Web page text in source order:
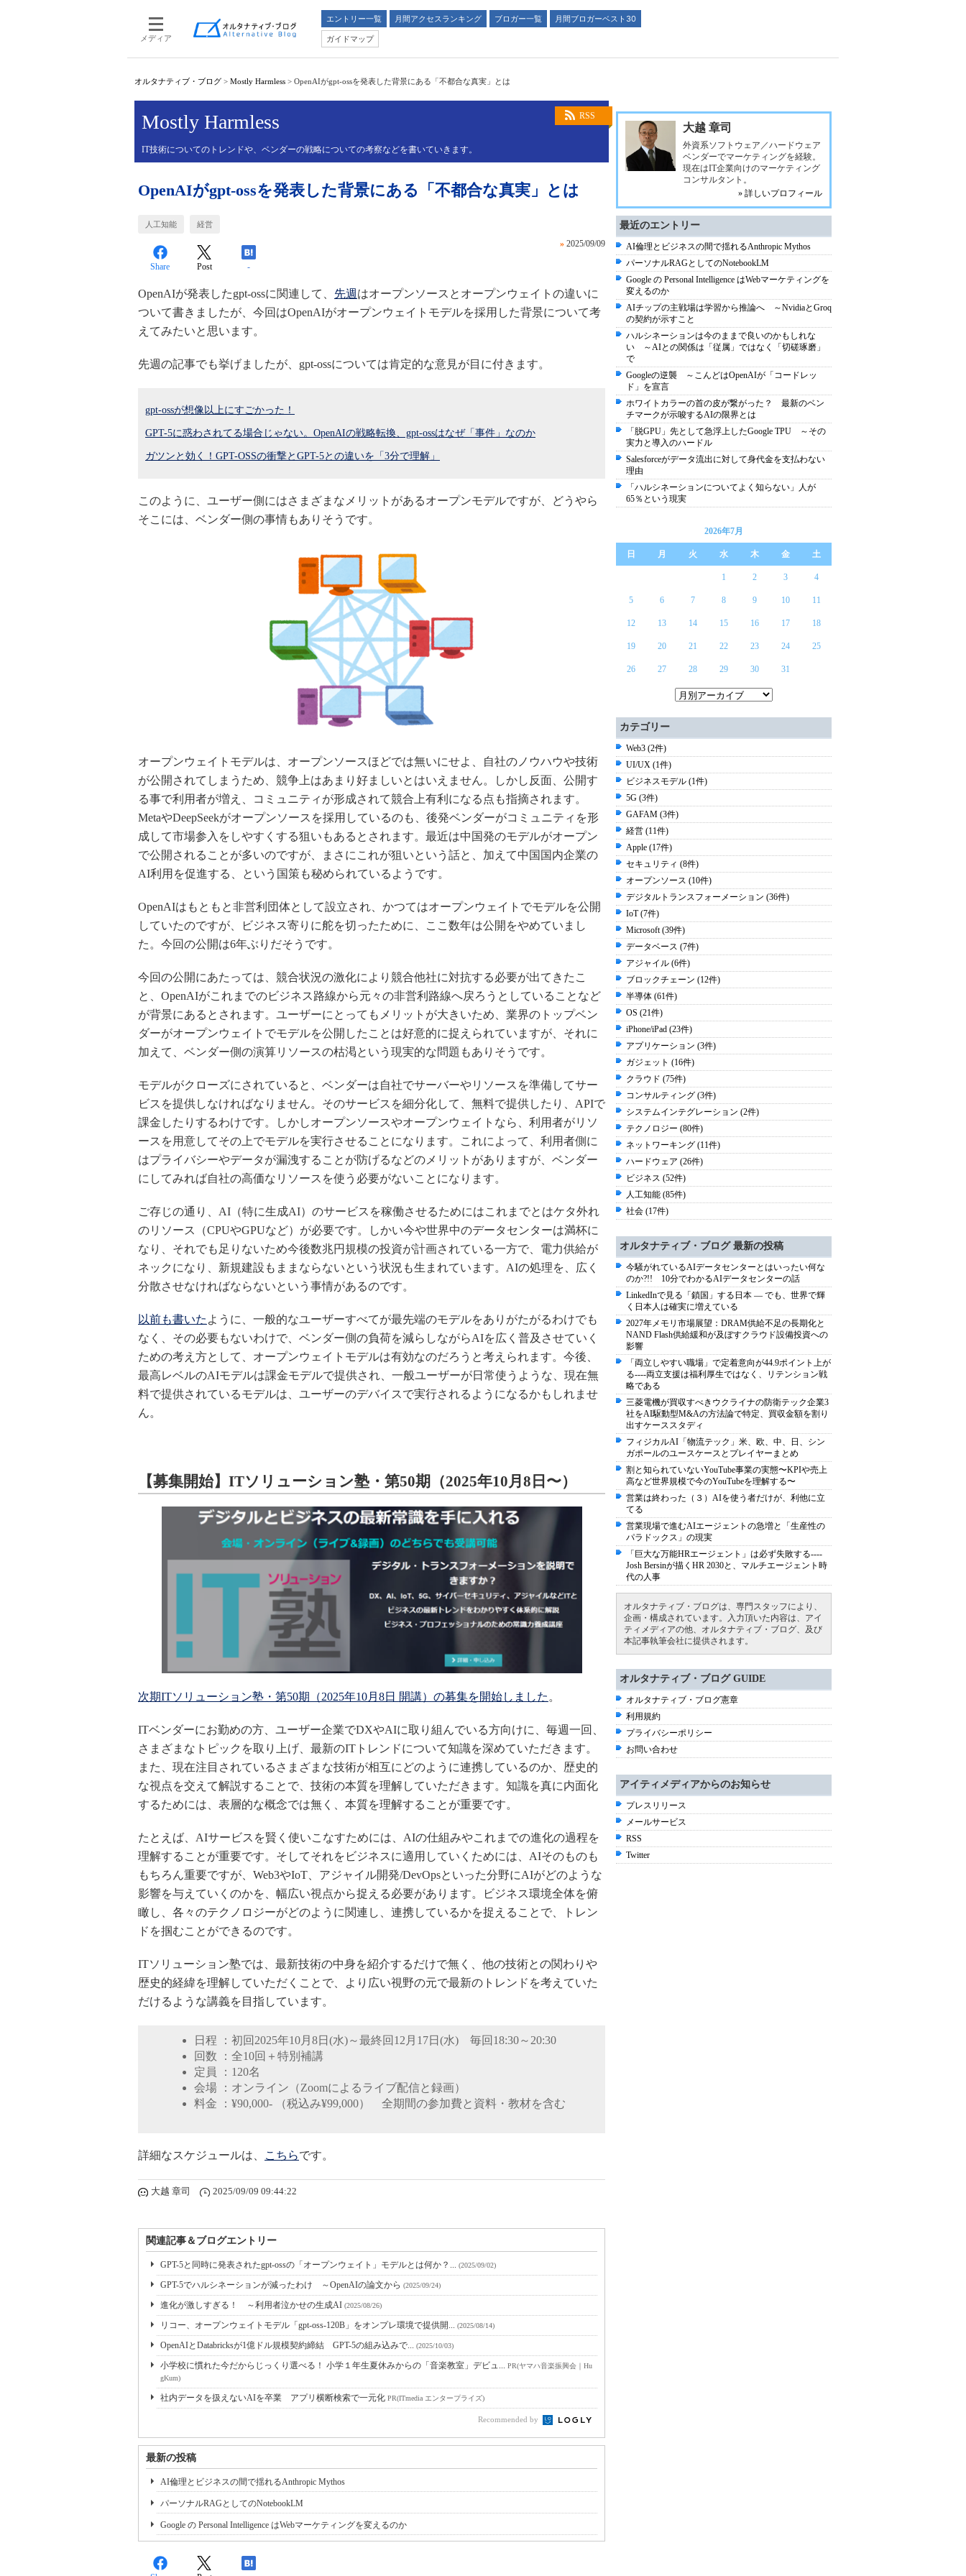
メディア
エントリー一覧 月間アクセスランキング ブロガー一覧
月間ブロガーベスト30
ガイドマップ
オルタナティブ・ブログ > Mostly Harmless > OpenAIがgpt-ossを発表した背景にある「不都合な真実」とは
RSS
Mostly Harmless
IT技術についてのトレンドや、ベンダーの戦略についての考察などを書いていきます。
OpenAIがgpt-ossを発表した背景にある「不都合な真実」とは
人工知能 経営
» 2025/09/09
Share Post -
OpenAIが発表したgpt-ossに関連して、 先週 はオープンソースとオープンウェイトの違いに
ついて書きましたが、今回はOpenAIがオープンウェイトモデルを採用した背景について考
えてみたいと思います。
先週の記事でも挙げましたが、gpt-ossについては肯定的な意見が目に付きます。
gpt-ossが想像以上にすごかった！
GPT-5に惑わされてる場合じゃない。OpenAIの戦略転換、gpt-ossはなぜ「事件」なのか
ガツンと効く！GPT-OSSの衝撃とGPT-5との違いを「3分で理解」
このように、ユーザー側にはさまざまなメリットがあるオープンモデルですが、どうやら
そこには、ベンダー側の事情もありそうです。
オープンウェイトモデルは、オープンソースほどでは無いにせよ、自社のノウハウや技術
が公開されてしまうため、競争上はあまり好ましいとはいえません。しかし反面、公開す
る事で利用者が増え、コミュニティが形成されて競合上有利になる点も指摘されます。
MetaやDeepSeekがオープンソースを採用しているのも、後発ベンダーがコミュニティを形
成して市場参入をしやすくする狙いもあるとされます。最近は中国発のモデルがオープン
で公開されることが多いのですが、まさにこれが狙いという話と、加えて中国国内企業の
AI利用を促進する、という国策も秘められているようです。
OpenAIはもともと非営利団体として設立され、かつてはオープンウェイトでモデルを公開
していたのですが、ビジネス寄りに舵を切ったために、ここ数年は公開をやめていまし
た。今回の公開は6年ぶりだそうです。
今回の公開にあたっては、競合状況の激化により競合他社に対抗する必要が出てきたこ
と、OpenAIがこれまでのビジネス路線から元々の非営利路線へ戻ろうとしていることなど
が背景にあるとされます。ユーザーにとってもメリットが大きいため、業界のトップベン
ダーがオープンウェイトでモデルを公開したことは好意的に捉えられていますが、それに
加えて、ベンダー側の演算リソースの枯渇という現実的な問題もありそうです。
モデルがクローズにされていると、ベンダーは自社でサーバーやリソースを準備してサー
ビスを提供しなければなりません。そのサービスを細分化して、無料で提供したり、APIで
課金したりするわけです。しかしオープンソースやオープンウェイトなら、利用者がリソ
ースを用意してその上でモデルを実行させることになります。これによって、利用者側に
はプライバシーやデータが漏洩することが防げるなどのメリットがありますが、ベンダー
にしてみれば自社の高価なリソースを使う必要がないことになります。
ご存じの通り、AI（特に生成AI）のサービスを稼働させるためにはこれまでとはケタ外れ
のリソース（CPUやGPUなど）が必要です。しかい今や世界中のデータセンターは満杯に
なり、それでも足りないため今後数兆円規模の投資が計画されている一方で、電力供給が
ネックになり、新規建設もままならないという状況も生まれています。AIの処理を、広く
分散させなければならないという事情があるのです。
以前も書いた ように、一般的なユーザーすべてが最先端のモデルをありがたがるわけでも
なく、その必要もないわけで、ベンダー側の負荷を減らしながらAIを広く普及させていく
ための考え方として、オープンウェイトモデルは有効なのだろうと考えられます。今後、
最高レベルのAIモデルは課金モデルで提供され、一般ユーザーが日常使うような、現在無
料で提供されているモデルは、ユーザーのデバイスで実行されるようになるかもしれませ
ん。
【募集開始】 ITソリューション塾・第50期（2025年10月8日〜）
次期ITソリューション塾・第50期（2025年10月8日 開講）の募集を開始しました。
ITベンダーにお勤めの方、ユーザー企業でDXやAIに取り組んでいる方向けに、毎週一回、
さまざまなトピックを取り上げ、最新のITトレンドについて知識を深めていただきます。
また、現在注目されている さまざまな技術が相互にどのように連携しているのか、歴史的
な視点を交えて解説することで、技術の本質を理解していただきます。知識を真に内面化
するためには、表層的な概念では無く、本質を理解することが重要です。
たとえば、AIサービスを賢く使いこなすためには、AIの仕組みやこれまでの進化の過程を
理解することが重要です。そしてそれをビジネスに適用していくためには、AIそのものも
もちろん重要ですが、Web3やIoT、アジャイル開発/DevOpsといった分野にAIがどのような
影響を与えていくのかを、幅広い視点から捉える必要があります。ビジネス環境全体を俯
瞰し、各々のテクノロジーがどのように関連し、連携しているかを捉えることで、トレン
ドを掴むことができるのです。
ITソリューション塾では、最新技術の中身を紹介するだけで無く、他の技術との関わりや
歴史的経緯を理解していただくことで、より広い視野の元で最新のトレンドを考えていた
だけるような講義を目指しています。
日程 ：初回2025年10月8日 (水)～最終回12月17日 (水) 毎回 18:30～20:30
回数 ：全10回＋特別補講
定員 ： 120名
会場 ：オンライン（Zoomによるライブ配信と録画）
料金 ： ¥90,000- （税込み¥99,000） 全期間の参加費と資料・教材を含む
詳細なスケジュールは、 こちらです。
大越 章司 2025/09/09 09:44:22
関連記事＆ブログエントリー
GPT-5と同時に発表されたgpt-ossの「オープンウェイト」モデルとは何か？... (2025/09/02)
GPT-5でハルシネーションが減ったわけ ～OpenAIの論文から (2025/09/24)
進化が激しすぎる！ ～利用者泣かせの生成AI (2025/08/26)
リコー、オープンウェイトモデル「gpt-oss-120B」をオンプレ環境で提供開... (2025/08/14)
OpenAIとDatabricksが1億ドル規模契約締結 GPT-5の組み込みで... (2025/10/03)
小学校に慣れた今だからじっくり選べる！ 小学１年生夏休みからの「音楽教室」デビュ... PR(ヤマハ音楽振興会｜Hu
gKum)
社内データを扱えないAIを卒業 アプリ横断検索で一元化 PR(ITmedia エンタープライズ)
Recommended by
最新の投稿
AI倫理とビジネスの間で揺れるAnthropic Mythos
パーソナルRAGとしてのNotebookLM
Google の Personal Intelligence はWebマーケティングを変えるのか
大越 章司
外資系ソフトウェア／ハードウェア
ベンダーでマーケティングを経験。
現在はIT企業向けのマーケティング
コンサルタント。
» 詳しいプロフィール
最近のエントリー
AI倫理とビジネスの間で揺れるAnthropic Mythos
パーソナルRAGとしてのNotebookLM
Google の Personal Intelligence はWebマーケティングを
変えるのか
AIチップの主戦場は学習から推論へ ～NvidiaとGroq
の契約が示すこと
ハルシネーションは今のままで良いのかもしれな
い ～AIとの関係は「従属」ではなく「切磋琢磨」
で
Googleの逆襲 ～こんどはOpenAIが「コードレッ
ド」を宣言
ホワイトカラーの首の皮が繋がった？ 最新のベン
チマークが示唆するAIの限界とは
「脱GPU」先として急浮上したGoogle TPU ～その
実力と導入のハードル
Salesforceがデータ流出に対して身代金を支払わない
理由
「ハルシネーションについてよく知らない」人が
65％という現実
2026年7月
日 月 火 水 木 金 土
1 2 3 4
5 6 7 8 9 10 11
12 13 14 15 16 17 18
19 20 21 22 23 24 25
26 27 28 29 30 31
カテゴリー
Web3 (2件)
UI/UX (1件)
ビジネスモデル (1件)
5G (3件)
GAFAM (3件)
経営 (11件)
Apple (17件)
セキュリティ (8件)
オープンソース (10件)
デジタルトランスフォーメーション (36件)
IoT (7件)
Microsoft (39件)
データベース (7件)
アジャイル (6件)
ブロックチェーン (12件)
半導体 (61件)
OS (21件)
iPhone/iPad (23件)
アプリケーション (3件)
ガジェット (16件)
クラウド (75件)
コンサルティング (3件)
システムインテグレーション (2件)
テクノロジー (80件)
ネットワーキング (11件)
ハードウェア (26件)
ビジネス (52件)
人工知能 (85件)
社会 (17件)
オルタナティブ・ブログ 最新の投稿
今騒がれているAIデータセンターとはいったい何な
のか?!! 10分でわかるAIデータセンターの話
LinkedInで見る「鎖国」する日本 ― でも、世界で輝
く日本人は確実に増えている
2027年メモリ市場展望：DRAM供給不足の長期化と
NAND Flash供給緩和が及ぼすクラウド設備投資への
影響
「両立しやすい職場」で定着意向が44.9ポイント上が
る----両立支援は福利厚生ではなく、リテンション戦
略である
三菱電機が買収すべきウクライナの防衛テック企業3
社をAI駆動型M&Aの方法論で特定、買収金額を割り
出すケーススタディ
フィジカルAI「物流テック」米、欧、中、日、シン
ガポールのユースケースとプレイヤーまとめ
割と知られていないYouTube事業の実態〜KPIや売上
高など世界規模で今のYouTubeを理解する〜
営業は終わった（３）AIを使う者だけが、利他に立
てる
営業現場で進むAIエージェントの急増と「生産性の
パラドックス」の現実
「巨大な万能HRエージェント」は必ず失敗する----
Josh Bersinが描くHR 2030と、マルチエージェント時
代の人事
オルタナティブ・ブログは、専門スタッフにより、
企画・構成されています。入力頂いた内容は、アイ
ティメディアの他、オルタナティブ・ブログ、及び
本記事執筆会社に提供されます。
オルタナティブ・ブログ GUIDE
オルタナティブ・ブログ憲章
利用規約
プライバシーポリシー
お問い合わせ
アイティメディアからのお知らせ
プレスリリース
メールサービス
RSS
Twitter